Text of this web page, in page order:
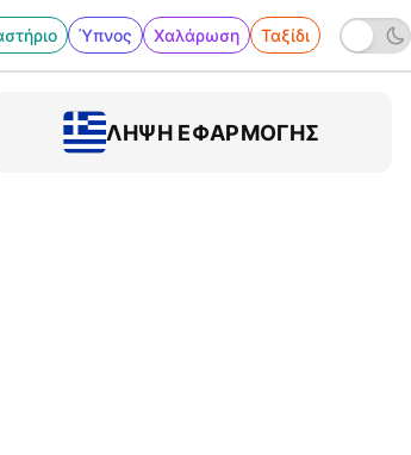
Ύπνος Χαλάρωση Ταξίδι
ΛΉΨΗ ΕΦΑΡΜΟΓΉΣ